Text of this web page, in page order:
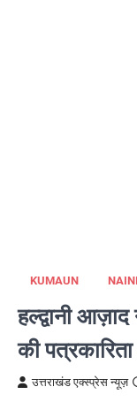
KUMAUN
हल्द्वानी
की
उत्तराखंड एक्स्प्रेस न्यूज़